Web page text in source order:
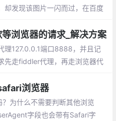
却发现该图片一闪而过，在百度
浏览器的请求_解决方案
理127.0.0.1端口8888，并且记
先走fiddler代理，再走浏览器代
浏览器
为什么不需要判断其他浏览
字段也会带有Safari字